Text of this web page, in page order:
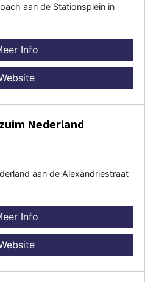
aan de Stationsplein in
Info
Nederland
aan de Alexandriestraat
Info